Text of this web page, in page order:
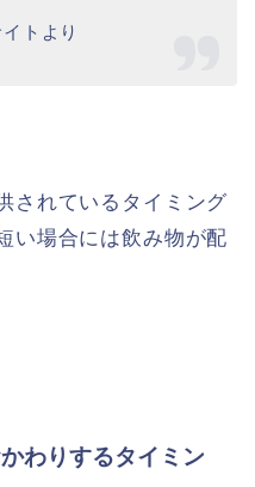
トより
されているタイミング
い場合には飲み物が配
わりするタイミン